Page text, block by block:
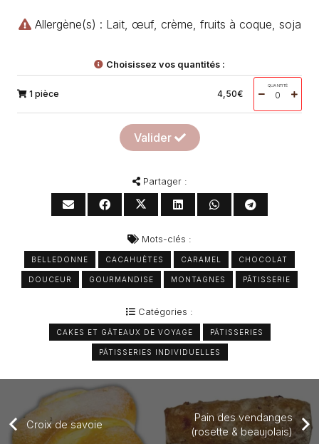
Allergène(s) : Lait, œuf, crème, fruits à coque, soja
Choisissez vos quantités :
1 pièce 4,50€
QUANTITÉ
Valider
Partager :
Mots-clés :
BELLEDONNE CACAHUÈTES CARAMEL CHOCOLAT
DOUCEUR GOURMANDISE MONTAGNES PÂTISSERIE
Catégories :
CAKES ET GÂTEAUX DE VOYAGE PÂTISSERIES
PÂTISSERIES INDIVIDUELLES
Croix de savoie
Pain des vendanges
(rosette & beaujolais)